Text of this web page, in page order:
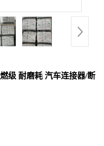
级 耐磨耗 汽车连接器/断